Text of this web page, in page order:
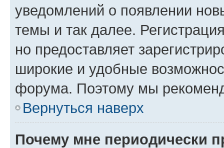
уведомлений о появлении
темы и так далее.
но предоставляет
широкие и удобные
форума. Поэтому мы
Вернуться наверх
Почему мне периодически